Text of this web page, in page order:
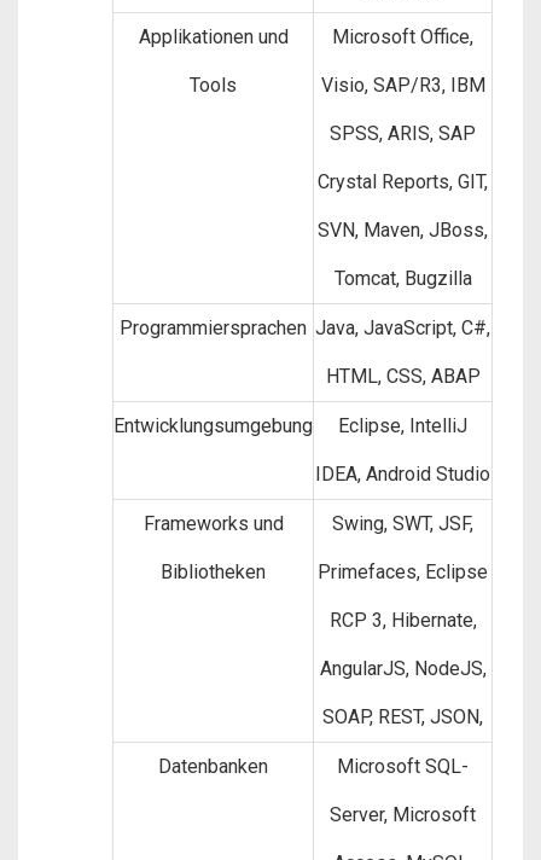
Applikationen und
Tools
Microsoft Office,
Visio, SAP/R3, IBM
SPSS, ARIS, SAP
Crystal Reports, GIT,
SVN, Maven, JBoss,
Tomcat, Bugzilla
Programmiersprachen Java, JavaScript, C#,
HTML, CSS, ABAP
Entwicklungsumgebung Eclipse, IntelliJ
IDEA, Android Studio
Frameworks und
Bibliotheken
Swing, SWT, JSF,
Primefaces, Eclipse
RCP 3, Hibernate,
AngularJS, NodeJS,
SOAP, REST, JSON,
Datenbanken Microsoft SQL-
Server, Microsoft